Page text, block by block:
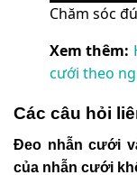
Chăm sóc
Xem thêm:
cưới theo
Các câu hỏi
Đeo nhẫn cưới
của nhẫn cưới